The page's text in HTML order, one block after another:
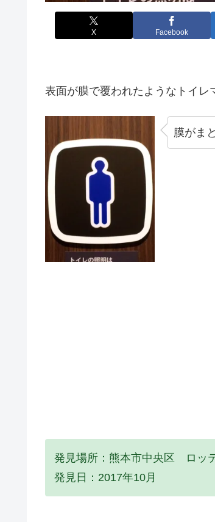
X Facebook
表面が膜で覆われたようなトイレ
膜がま
発見場所：熊本市中央区 ロッ
発見日：2017年10月